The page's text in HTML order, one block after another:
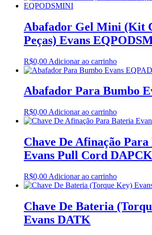
Abafador Gel Mini (Kit
Peças) Evans
R$0,00 Adicionar ao carrinho
Abafador Para Bumbo
R$0,00 Adicionar ao carrinho
Chave De Afinação
Evans Pull Cord DAPCK
R$0,00 Adicionar ao carrinho
Chave De Bateria
Evans DATK